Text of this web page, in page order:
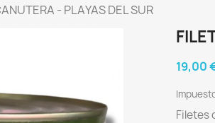
- PLAYAS DEL SUR
19,00
Filetes